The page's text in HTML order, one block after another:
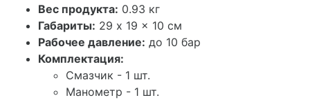
Вес продукта: 0.93 кг
Габариты: 29 x 19 x 10 см
Рабочее давление: до 10 бар
Комплектация:
Смазчик - 1 шт.
Манометр - 1 шт.